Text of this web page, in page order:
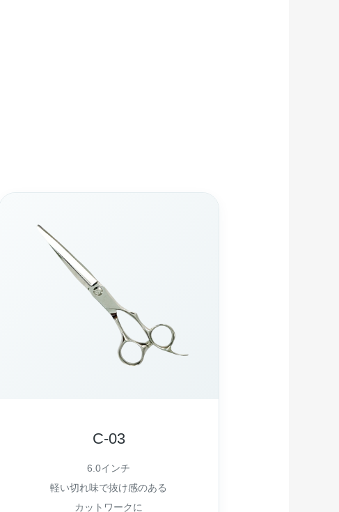
C-03
6.0インチ
軽い切れ味で抜け感のある
カットワークに